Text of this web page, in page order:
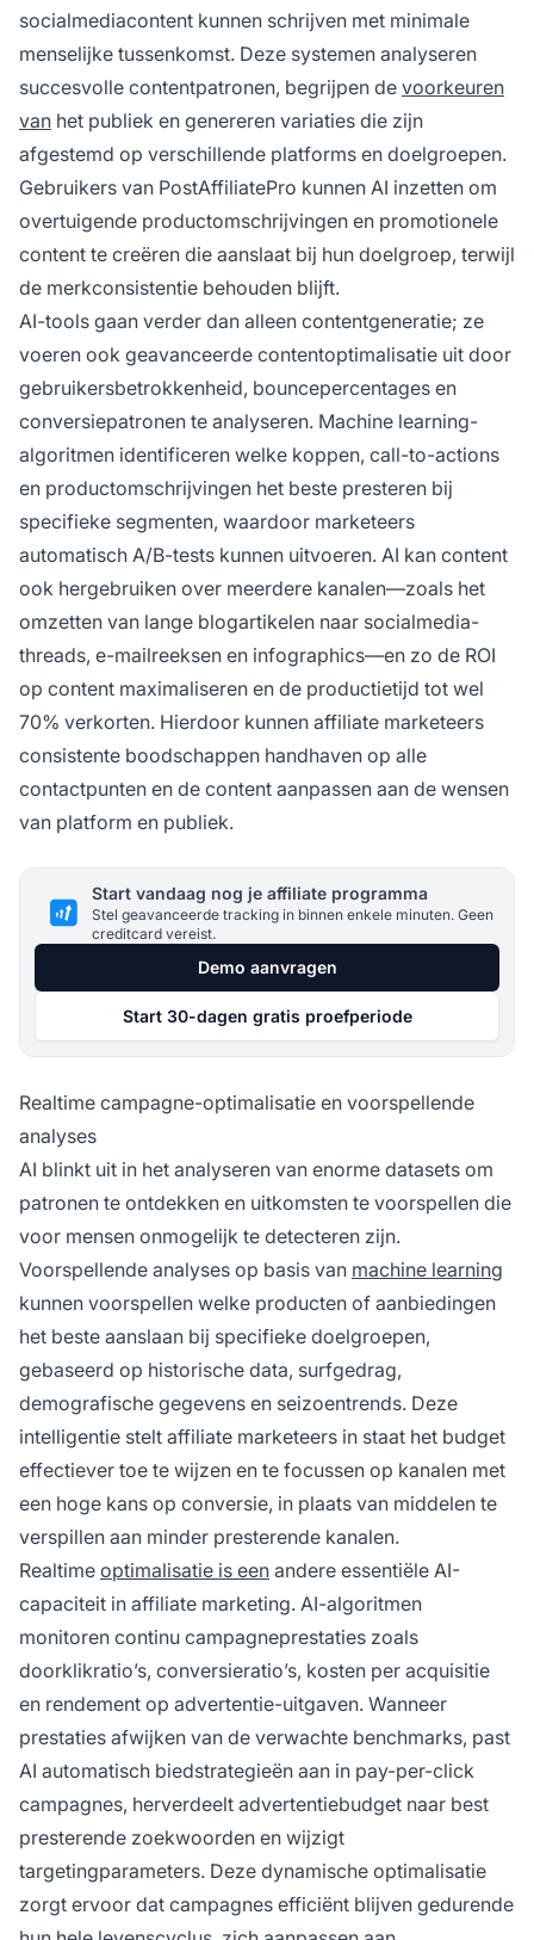
socialmediacontent kunnen schrijven met minimale
menselijke tussenkomst. Deze systemen analyseren
succesvolle contentpatronen, begrijpen de voorkeuren
van het publiek en genereren variaties die zijn
afgestemd op verschillende platforms en doelgroepen.
Gebruikers van PostAffiliatePro kunnen AI inzetten om
overtuigende productomschrijvingen en promotionele
content te creëren die aanslaat bij hun doelgroep, terwijl
de merkconsistentie behouden blijft.
AI-tools gaan verder dan alleen contentgeneratie; ze
voeren ook geavanceerde contentoptimalisatie uit door
gebruikersbetrokkenheid, bouncepercentages en
conversiepatronen te analyseren. Machine learning-
algoritmen identificeren welke koppen, call-to-actions
en productomschrijvingen het beste presteren bij
specifieke segmenten, waardoor marketeers
automatisch A/B-tests kunnen uitvoeren. AI kan content
ook hergebruiken over meerdere kanalen—zoals het
omzetten van lange blogartikelen naar socialmedia-
threads, e-mailreeksen en infographics—en zo de ROI
op content maximaliseren en de productietijd tot wel
70% verkorten. Hierdoor kunnen affiliate marketeers
consistente boodschappen handhaven op alle
contactpunten en de content aanpassen aan de wensen
van platform en publiek.
Start vandaag nog je affiliate programma
Stel geavanceerde tracking in binnen enkele minuten. Geen
creditcard vereist.
Demo aanvragen
Start 30-dagen gratis proefperiode
Realtime campagne-optimalisatie en voorspellende
analyses
AI blinkt uit in het analyseren van enorme datasets om
patronen te ontdekken en uitkomsten te voorspellen die
voor mensen onmogelijk te detecteren zijn.
Voorspellende analyses op basis van machine learning
kunnen voorspellen welke producten of aanbiedingen
het beste aanslaan bij specifieke doelgroepen,
gebaseerd op historische data, surfgedrag,
demografische gegevens en seizoentrends. Deze
intelligentie stelt affiliate marketeers in staat het budget
effectiever toe te wijzen en te focussen op kanalen met
een hoge kans op conversie, in plaats van middelen te
verspillen aan minder presterende kanalen.
Realtime optimalisatie is een andere essentiële AI-
capaciteit in affiliate marketing. AI-algoritmen
monitoren continu campagneprestaties zoals
doorklikratio’s, conversieratio’s, kosten per acquisitie
en rendement op advertentie-uitgaven. Wanneer
prestaties afwijken van de verwachte benchmarks, past
AI automatisch biedstrategieën aan in pay-per-click
campagnes, herverdeelt advertentiebudget naar best
presterende zoekwoorden en wijzigt
targetingparameters. Deze dynamische optimalisatie
zorgt ervoor dat campagnes efficiënt blijven gedurende